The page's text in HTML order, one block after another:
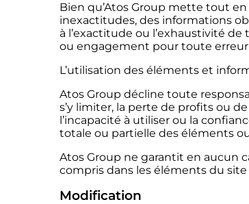
Bien qu’Atos Group mette tout
inexactitudes, des informations
à l’exactitude ou l’exhaustivité
ou engagement pour toute
L’utilisation des éléments et
Atos Group décline toute
s’y limiter, la perte de profits ou
l’incapacité à utiliser ou la
totale ou partielle des éléments
Atos Group ne garantit en aucun
compris dans les éléments du
Modification